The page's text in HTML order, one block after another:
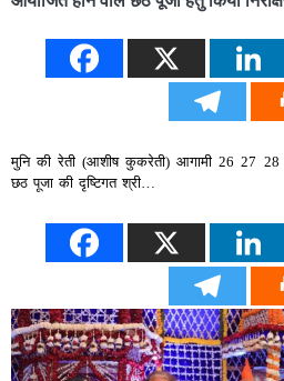
मुनि की रेती (आशीष कुकरेती) आगामी 26 27
छठ पूजा की दृष्टिगत श्री…